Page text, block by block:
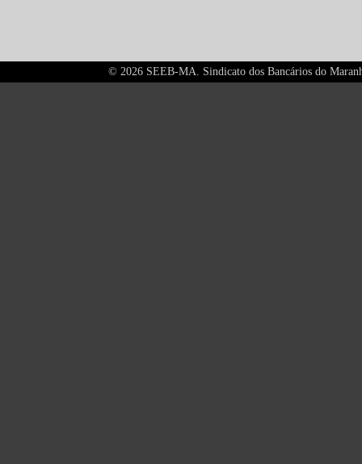
© 2026 SEEB-MA. Sindicato dos Bancários do